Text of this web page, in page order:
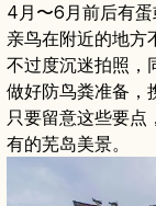
4月〜6月前后有
亲鸟在附近的地方
不过度沉迷拍照，
做好防鸟粪准备，
只要留意这些要点
有的芜岛美景。